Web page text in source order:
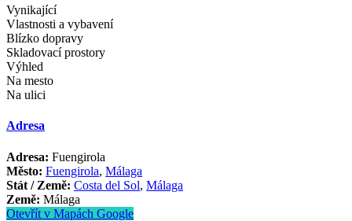
Vynikající
Vlastnosti a vybavení
Blízko dopravy
Skladovací prostory
Výhled
Na mesto
Na ulici
Adresa
Adresa: Fuengirola
Město: Fuengirola,Málaga
Stát / Země: Costa del Sol,Málaga
Země: Málaga
Otevřít v Mapách Google